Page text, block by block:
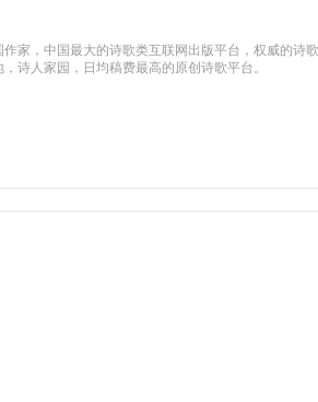
家，中国最大的诗歌类互联网出版平台，权威的诗
诗人家园，日均稿费最高的原创诗歌平台。